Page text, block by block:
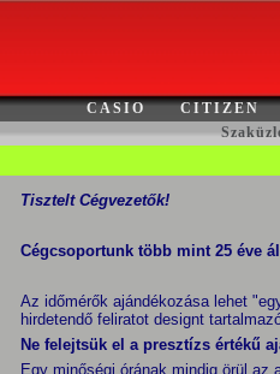
CASIO CITIZEN
Tisztelt Cégvezetők!
Cégcsoportunk több mint 25 éve
Az időmérők ajándékozása lehet
hirdetendő feliratot designt
Ne felejtsük el a presztízs értékű
Egy minőségi órának mindig örül az